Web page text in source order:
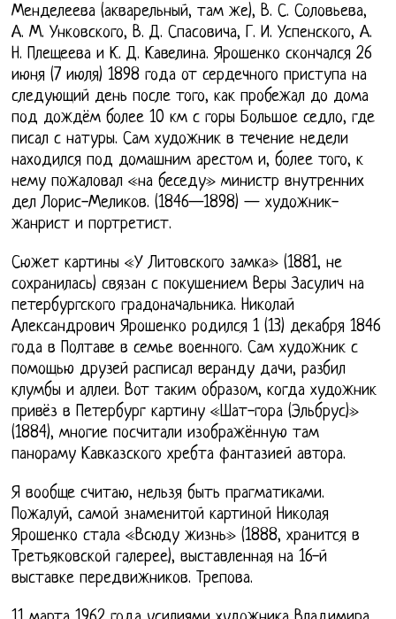
Менделеева (акварельный, там же), В. С. Соловьева,
А. М. Унковского, В. Д. Спасовича, Г. И. Успенского, А.
Н. Плещеева и К. Д. Кавелина. Ярошенко скончался 26
июня (7 июля) 1898 года от сердечного приступа на
следующий день после того, как пробежал до дома
под дождём более 10 км с горы Большое седло, где
писал с натуры. Сам художник в течение недели
находился под домашним арестом и, более того, к
нему пожаловал «на беседу» министр внутренних
дел Лорис-Меликов. (1846—1898) — художник-
жанрист и портретист.
Сюжет картины «У Литовского замка» (1881, не
сохранилась) связан с покушением Веры Засулич на
петербургского градоначальника. Николай
Александрович Ярошенко родился 1 (13) декабря 1846
года в Полтаве в семье военного. Сам художник с
помощью друзей расписал веранду дачи, разбил
клумбы и аллеи. Вот таким образом, когда художник
привёз в Петербург картину «Шат-гора (Эльбрус)»
(1884), многие посчитали изображённую там
панораму Кавказского хребта фантазией автора.
Я вообще считаю, нельзя быть прагматиками.
Пожалуй, самой знаменитой картиной Николая
Ярошенко стала «Всюду жизнь» (1888, хранится в
Третьяковской галерее), выставленная на 16-й
выставке передвижников. Трепова.